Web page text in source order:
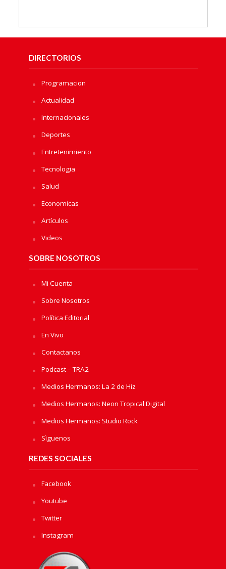
DIRECTORIOS
Programacion
Actualidad
Internacionales
Deportes
Entretenimiento
Tecnologia
Salud
Economicas
Artículos
Videos
SOBRE NOSOTROS
Mi Cuenta
Sobre Nosotros
Política Editorial
En Vivo
Contactanos
Podcast – TRA2
Medios Hermanos: La 2 de Hiz
Medios Hermanos: Neon Tropical Digital
Medios Hermanos: Studio Rock
Sìguenos
REDES SOCIALES
Facebook
Youtube
Twitter
Instagram